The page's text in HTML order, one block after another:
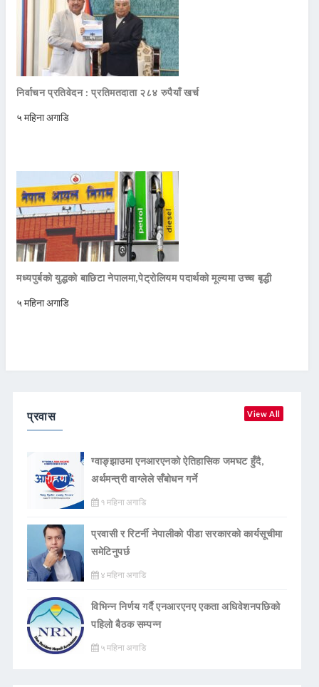
निर्वाचन प्रतिवेदन : प्रतिमतदाता २८४ रुपैयाँ खर्च
५ महिना अगाडि
मध्यपुर्बको युद्धको बाछिटा नेपालमा,पेट्रोलियम पदार्थको मूल्यमा उच्च बृद्धी
५ महिना अगाडि
प्रवास View All
ग्वाङ्झाउमा एनआरएनको ऐतिहासिक जमघट हुँदै,
अर्थमन्त्री वाग्लेले सँबोधन गर्ने
१ महिना अगाडि
प्रवासी र रिटर्नी नेपालीको पीडा सरकारको कार्यसूचीमा
समेटिनुपर्छ
४ महिना अगाडि
विभिन्न निर्णय गर्दै एनआरएनए एकता अधिवेशनपछिको
पहिलो बैठक सम्पन्न
५ महिना अगाडि